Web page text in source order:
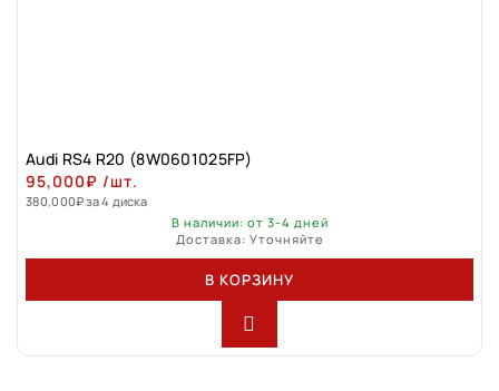
Audi RS4 R20 (8W0601025FP)
95,000₽ /шт.
380,000₽за 4 диска
В наличии: от 3-4 дней
Доставка: Уточняйте
В КОРЗИНУ